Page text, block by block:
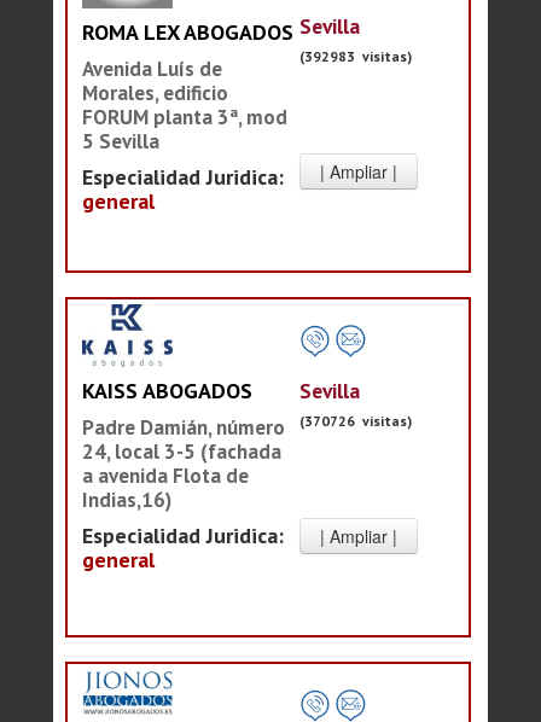
ROMA LEX ABOGADOS
Avenida Luís de
Morales, edificio
FORUM planta 3ª, mod
5 Sevilla
Especialidad Juridica:
general
Sevilla
(392983 visitas)
KAISS ABOGADOS
Padre Damián, número
24, local 3-5 (fachada
a avenida Flota de
Indias,16)
Especialidad Juridica:
general
Sevilla
(370726 visitas)